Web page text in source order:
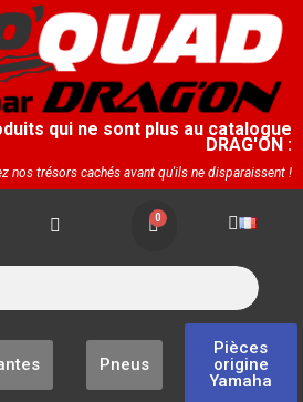
qui ne sont plus au catalogue
DRAG'ON :
nos trésors cachés avant qu'ils ne disparaissent !
Pièces
origine
Yamaha
Pneus